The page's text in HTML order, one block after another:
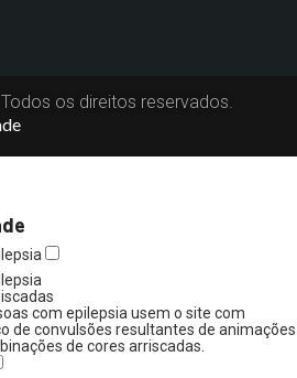
os direitos reservados.
com epilepsia usem o site com
de convulsões resultantes de animações
de cores arriscadas.